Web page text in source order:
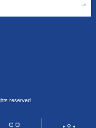
reserved.